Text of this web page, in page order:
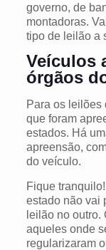
governo, de
montadoras.
tipo de leilão a
Veículos
órgãos
Para os leilões
que foram
estados. Há
apreensão,
do veículo.
Fique
estado não vai
leilão no
aqueles onde
regularizaram